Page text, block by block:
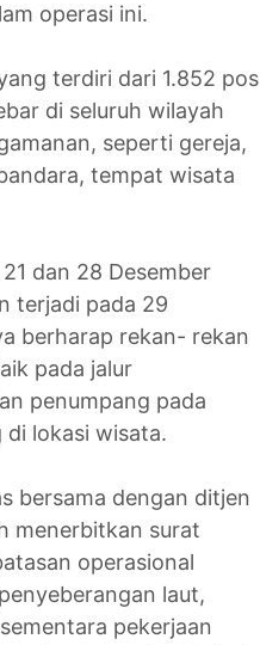
operasi ini.
terdiri dari 1.852 pos
di seluruh wilayah
seperti gereja,
tempat wisata
dan 28 Desember
terjadi pada 29
berharap rekan- rekan
pada jalur
penumpang pada
lokasi wisata.
bersama dengan ditjen
menerbitkan surat
operasional
laut,
pekerjaan